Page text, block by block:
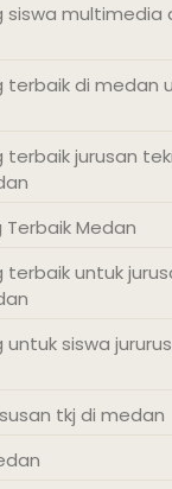
multimedia
di medan
jurusan
Medan
untuk
siswa
tkj di medan